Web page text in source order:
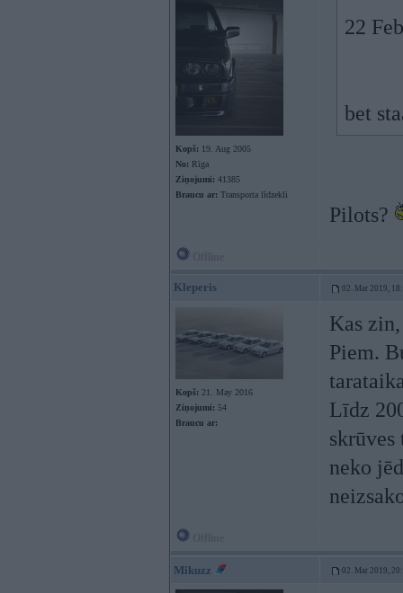
Kopš: 19. Aug 2005
No: Rīga
Ziņojumi: 41385
Braucu ar: Transporta līdzekli
22
bet
Pilots?
Kleperis 02. Mar 2019,
Kopš: 21. May 2016
Ziņojumi: 54
Braucu ar:
Kas
Piem.
Līdz
skrūves
neko
Mikuzz 02. Mar 2019,